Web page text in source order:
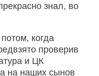
знал, во
когда
проверив
и ЦК
на наших сынов